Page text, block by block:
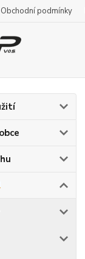
Obchodní podmínky